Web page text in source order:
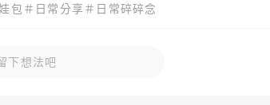
包＃ 日常分享＃ 日常碎碎念
下想法吧